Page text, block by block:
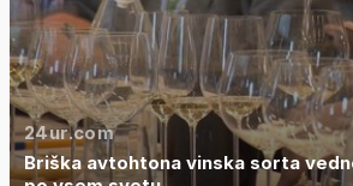
24ur.com
Briška avtohtona vinska sorta